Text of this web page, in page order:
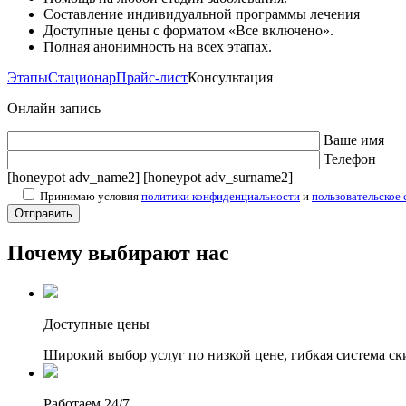
Составление индивидуальной программы лечения
Доступные цены с форматом «Все включено».
Полная анонимность на всех этапах.
ЭтапыСтационарПрайс-листКонсультация
Онлайн запись
Ваше имя
Телефон
[honeypot adv_name2] [honeypot adv_surname2]
Принимаю условия политики конфиденциальности и пользовательское
Почему выбирают нас
Доступные цены
Широкий выбор услуг по низкой цене, гибкая система